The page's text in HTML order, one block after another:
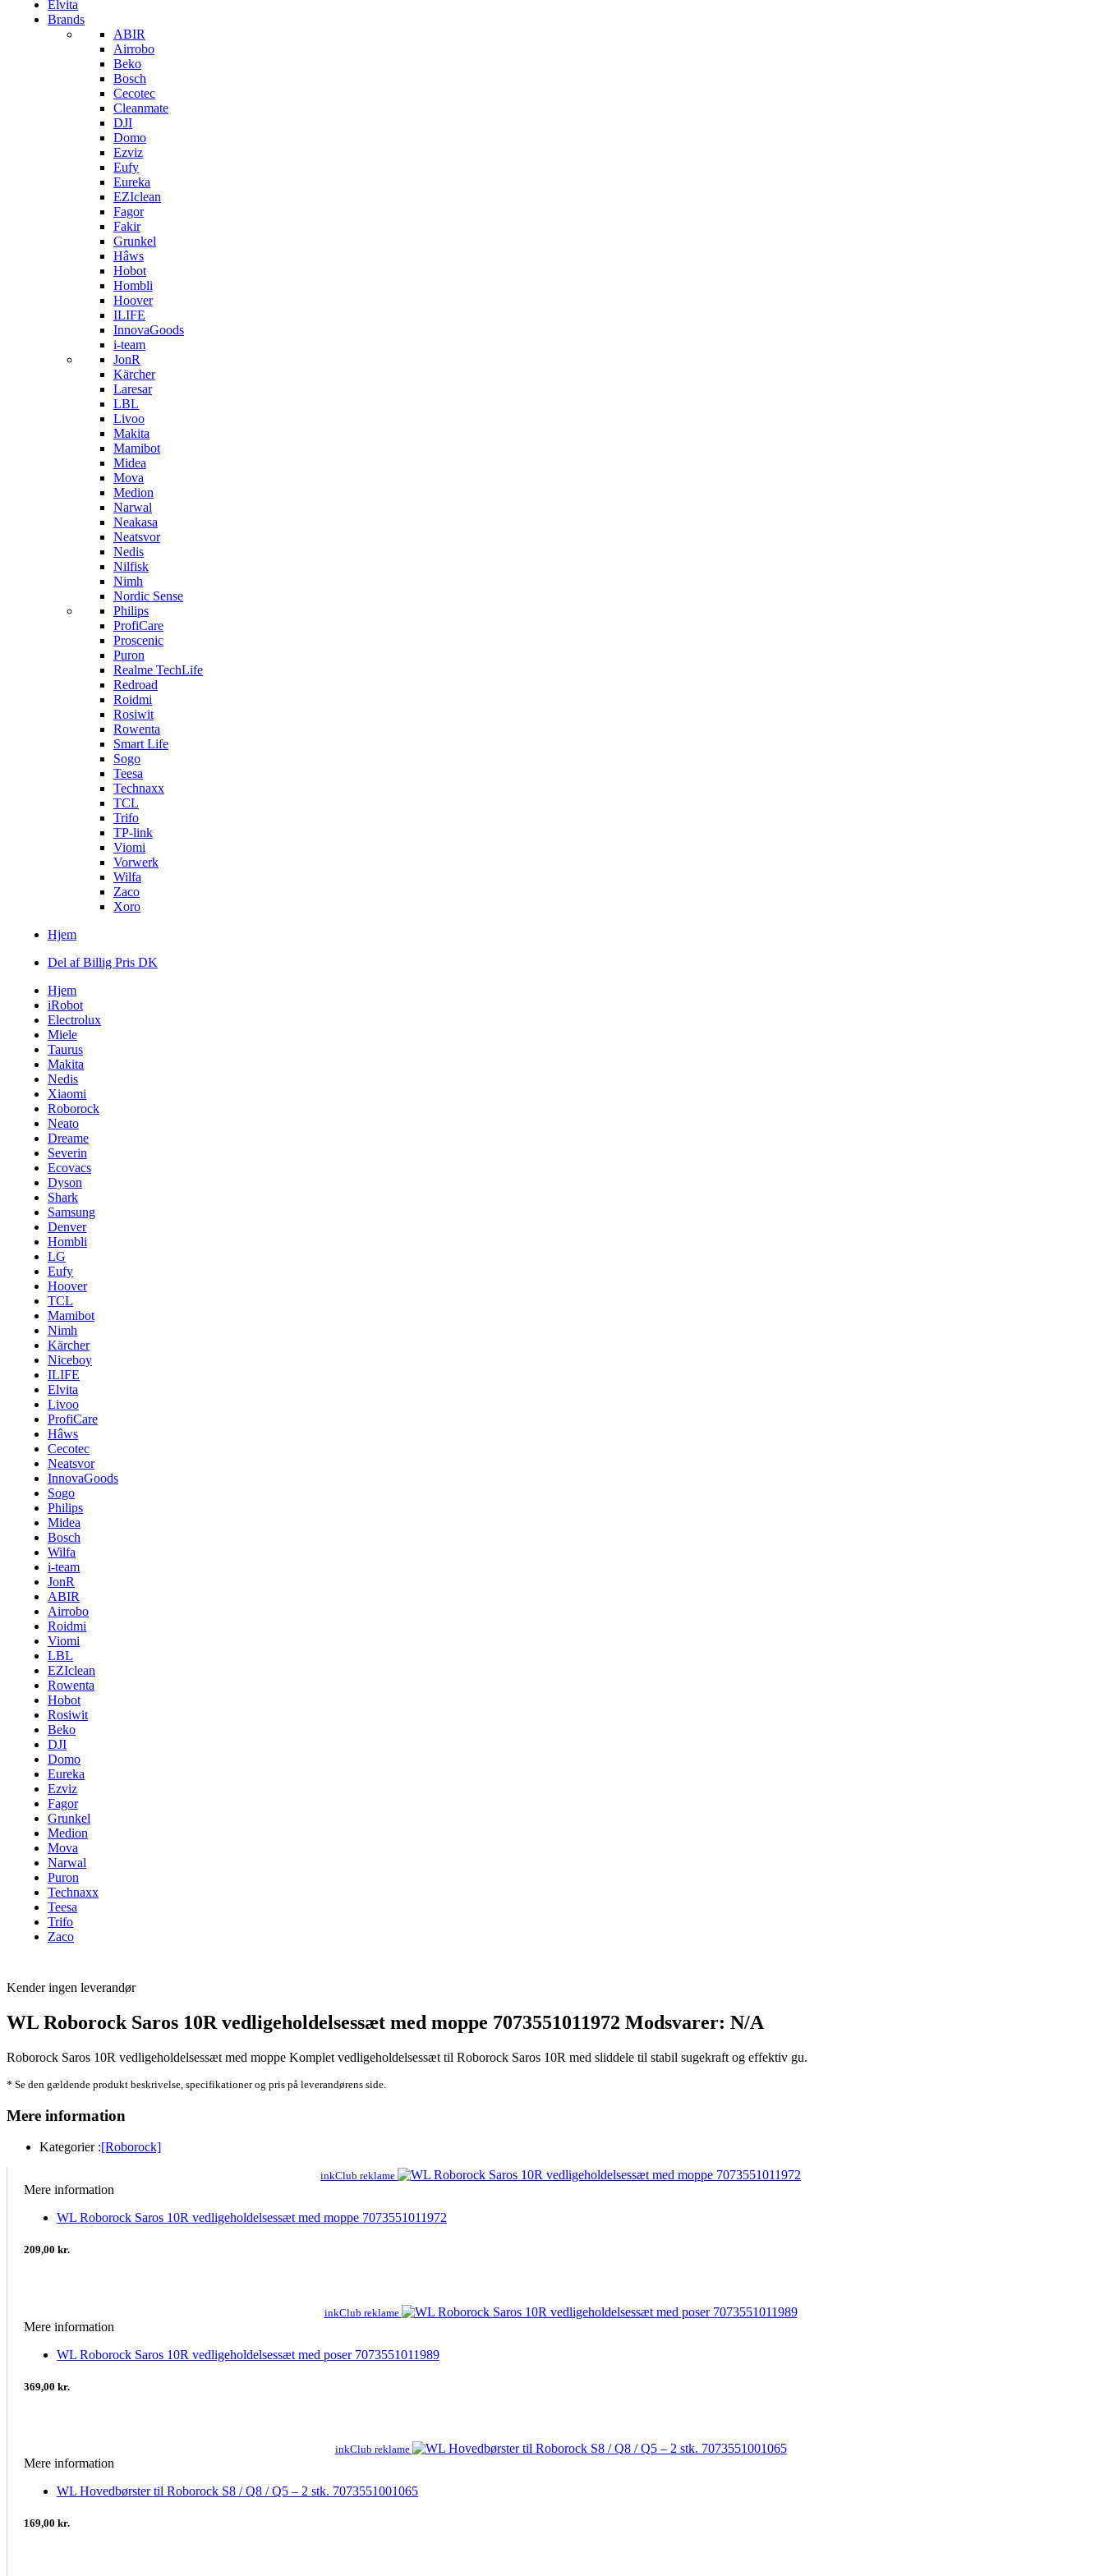
Elvita
Brands
ABIR
Airrobo
Beko
Bosch
Cecotec
Cleanmate
DJI
Domo
Ezviz
Eufy
Eureka
EZIclean
Fagor
Fakir
Grunkel
Hâws
Hobot
Hombli
Hoover
ILIFE
InnovaGoods
i-team
JonR
Kärcher
Laresar
LBL
Livoo
Makita
Mamibot
Midea
Mova
Medion
Narwal
Neakasa
Neatsvor
Nedis
Nilfisk
Nimh
Nordic Sense
Philips
ProfiCare
Proscenic
Puron
Realme TechLife
Redroad
Roidmi
Rosiwit
Rowenta
Smart Life
Sogo
Teesa
Technaxx
TCL
Trifo
TP-link
Viomi
Vorwerk
Wilfa
Zaco
Xoro
Hjem
Del af Billig Pris DK
Hjem
iRobot
Electrolux
Miele
Taurus
Makita
Nedis
Xiaomi
Roborock
Neato
Dreame
Severin
Ecovacs
Dyson
Shark
Samsung
Denver
Hombli
LG
Eufy
Hoover
TCL
Mamibot
Nimh
Kärcher
Niceboy
ILIFE
Elvita
Livoo
ProfiCare
Hâws
Cecotec
Neatsvor
InnovaGoods
Sogo
Philips
Midea
Bosch
Wilfa
i-team
JonR
ABIR
Airrobo
Roidmi
Viomi
LBL
EZIclean
Rowenta
Hobot
Rosiwit
Beko
DJI
Domo
Eureka
Ezviz
Fagor
Grunkel
Medion
Mova
Narwal
Puron
Technaxx
Teesa
Trifo
Zaco
Kender ingen leverandør
WL Roborock Saros 10R vedligeholdelsessæt med moppe 7073551011972 Modsvarer: N/A
Roborock Saros 10R vedligeholdelsessæt med moppe Komplet vedligeholdelsessæt til Roborock Saros 10R med sliddele til stabil sugekraft og effektiv gu.
* Se den gældende produkt beskrivelse, specifikationer og pris på leverandørens side.
Mere information
Kategorier :[Roborock]
inkClub reklame
Mere information
WL Roborock Saros 10R vedligeholdelsessæt med moppe 7073551011972
209,00 kr.
inkClub reklame
Mere information
WL Roborock Saros 10R vedligeholdelsessæt med poser 7073551011989
369,00 kr.
inkClub reklame
Mere information
WL Hovedbørster til Roborock S8 / Q8 / Q5 – 2 stk. 7073551001065
169,00 kr.